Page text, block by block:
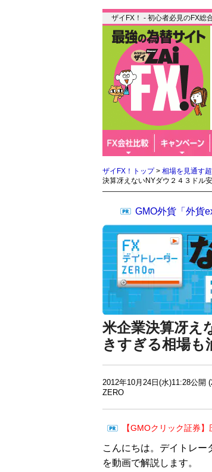
ザイFX！ - 初心者必見のFX総
ザイFX！トップ> 相場を見通す
決算冴えないNYダウ２４３ドル
GMO外貨「外貨
米企業決算冴え
きすぎる相場も
2012年10月24日(水)11:28公開
ZERO
【GMOクリック証券
こんにちは。デイトレ
を動画で解説します。